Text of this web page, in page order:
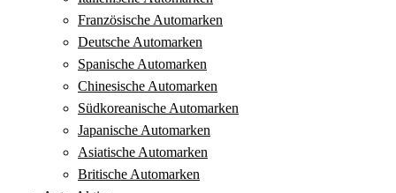
Französische Automarken
Deutsche Automarken
Spanische Automarken
Chinesische Automarken
Südkoreanische Automarken
Japanische Automarken
Asiatische Automarken
Britische Automarken